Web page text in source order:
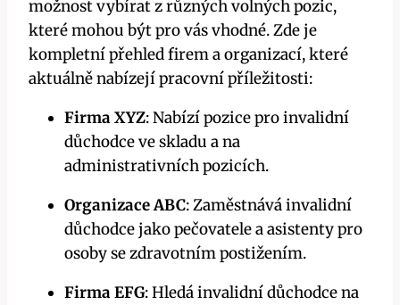
možnost vybírat z různých volných pozic,
které mohou být pro vás vhodné. Zde je
kompletní přehled firem a organizací, které
aktuálně nabízejí pracovní příležitosti:
Firma XYZ: Nabízí pozice pro invalidní
důchodce ve skladu a na
administrativních pozicích.
Organizace ABC: Zaměstnává invalidní
důchodce jako pečovatele a asistenty pro
osoby se zdravotním postižením.
Firma EFG: Hledá invalidní důchodce na